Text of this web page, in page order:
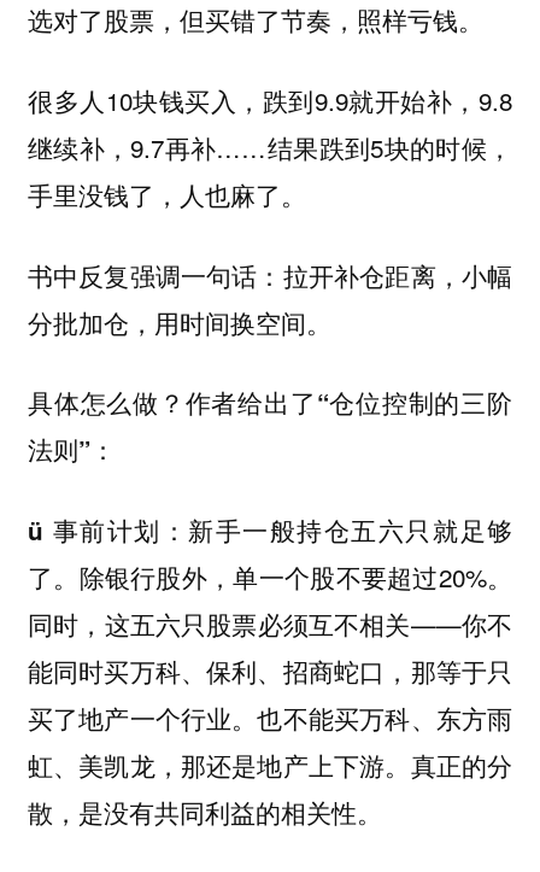
选对了股票，但买错了节奏，照样亏钱。
很多人10块钱买入，跌到9.9就开始补，9.8
继续补，9.7再补……结果跌到5块的时候，
手里没钱了，人也麻了。
书中反复强调一句话： 拉开补仓距离，小幅
分批加仓，用时间换空间。
具体怎么做？作者给出了“仓位控制的三阶
法则” ：
ü 事前计划： 新手一般持仓五六只就足够
了。除银行股外，单一个股不要超过20%。
同时，这五六只股票必须互不相关——你不
能同时买万科、保利、招商蛇口，那等于只
买了地产一个行业。也不能买万科、东方雨
虹、美凯龙，那还是地产上下游。真正的分
散，是没有共同利益的相关性。